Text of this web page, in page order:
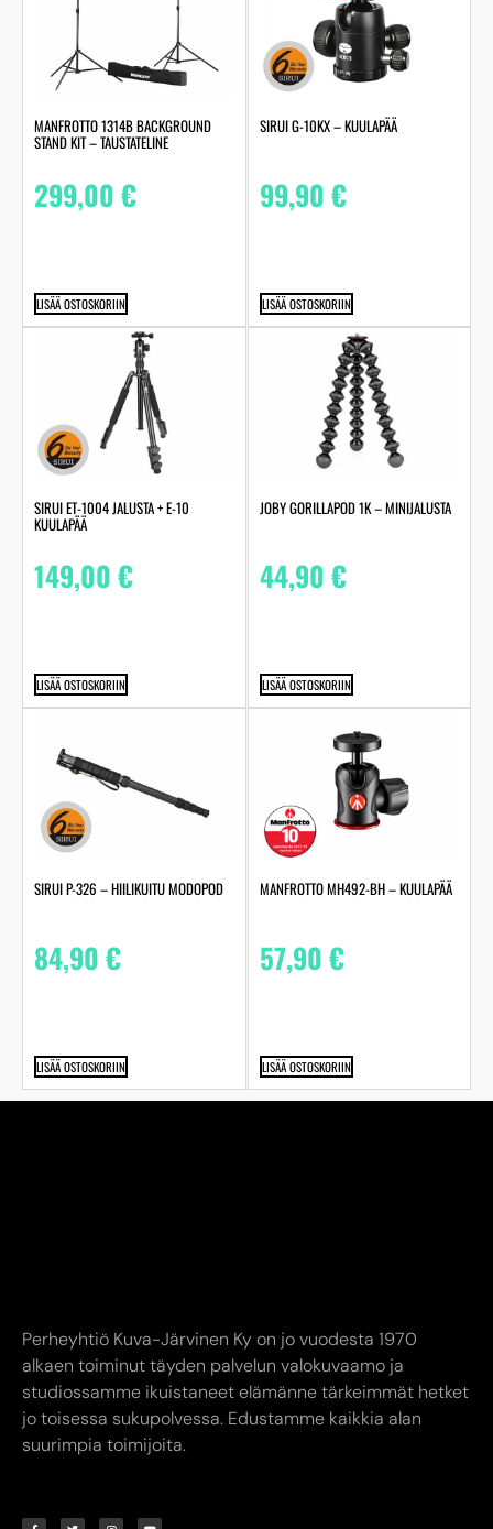
MANFROTTO 1314B BACKGROUND
STAND KIT – TAUSTATELINE
299,00€
LISÄÄ OSTOSKORIIN
SIRUI G-10KX – KUULAPÄÄ
99,90€
LISÄÄ OSTOSKORIIN
SIRUI ET-1004 JALUSTA + E-10
KUULAPÄÄ
149,00€
LISÄÄ OSTOSKORIIN
JOBY GORILLAPOD 1K – MINIJALUSTA
44,90€
LISÄÄ OSTOSKORIIN
SIRUI P-326 – HIILIKUITU MODOPOD
84,90€
LISÄÄ OSTOSKORIIN
MANFROTTO MH492-BH – KUULAPÄÄ
57,90€
LISÄÄ OSTOSKORIIN
Perheyhtiö Kuva-Järvinen Ky on jo vuodesta 1970
alkaen toiminut täyden palvelun valokuvaamo ja
studiossamme ikuistaneet elämänne tärkeimmät hetket
jo toisessa sukupolvessa. Edustamme kaikkia alan
suurimpia toimijoita.